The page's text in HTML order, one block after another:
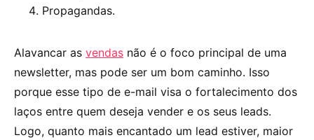
Propagandas.
Alavancar as vendas não é o foco principal de uma
newsletter, mas pode ser um bom caminho. Isso
porque esse tipo de e-mail visa o fortalecimento dos
laços entre quem deseja vender e os seus leads.
Logo, quanto mais encantado um lead estiver, maior